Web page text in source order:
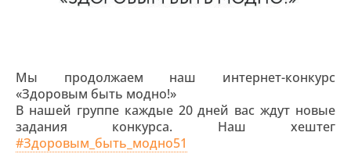
Мы продолжаем наш интернет-конкурс
«Здоровым быть модно!»
В нашей группе каждые 20 дней вас ждут новые
задания конкурса. Наш хештег
#Здоровым_быть_модно51